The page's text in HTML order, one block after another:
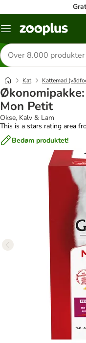
Menu
Søg
efter
produkter
Kat Kattemad
Mon Petit
Okse, Kalv & Lam
This is a stars rating area
Bedøm produktet!